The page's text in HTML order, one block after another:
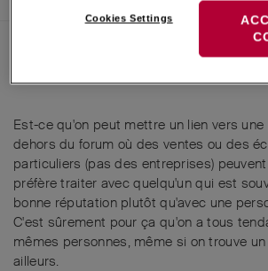
Est-ce qu'on peut mettre un lien vers
dehors du forum où des ventes ou des
particuliers (pas des entreprises)
préfère traiter avec quelqu'un qui est
bonne réputation plutôt qu'avec une
C'est sûrement pour ça qu'on a tous
mêmes personnes, même si on trouve
ailleurs.
Cookies Settings